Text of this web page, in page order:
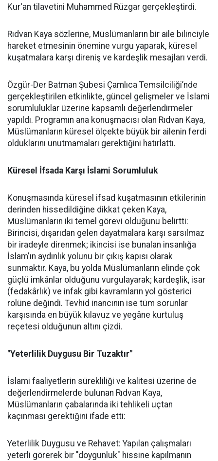
Kur'an tilavetini Muhammed Rüzgar gerçekleştirdi.
Rıdvan Kaya sözlerine, Müslümanların bir aile bilinciyle
hareket etmesinin önemine vurgu yaparak, küresel
kuşatmalara karşı direniş ve kardeşlik mesajları verdi.
Özgür-Der Batman Şubesi Çamlıca Temsilciliği’nde
gerçekleştirilen etkinlikte, güncel gelişmeler ve İslami
sorumluluklar üzerine kapsamlı değerlendirmeler
yapıldı. Programın ana konuşmacısı olan Rıdvan Kaya,
Müslümanların küresel ölçekte büyük bir ailenin ferdi
olduklarını unutmamaları gerektiğini hatırlattı.
Küresel İfsada Karşı İslami Sorumluluk
Konuşmasında küresel ifsad kuşatmasının etkilerinin
derinden hissedildiğine dikkat çeken Kaya,
Müslümanların iki temel görevi olduğunu belirtti:
Birincisi, dışarıdan gelen dayatmalara karşı sarsılmaz
bir iradeyle direnmek; ikincisi ise bunalan insanlığa
İslam'ın aydınlık yolunu bir çıkış kapısı olarak
sunmaktır. Kaya, bu yolda Müslümanların elinde çok
güçlü imkânlar olduğunu vurgulayarak; kardeşlik, isar
(fedakârlık) ve infak gibi kavramların yol gösterici
rolüne değindi. Tevhid inancının ise tüm sorunlar
karşısında en büyük kılavuz ve yegâne kurtuluş
reçetesi olduğunun altını çizdi.
"Yeterlilik Duygusu Bir Tuzaktır"
İslami faaliyetlerin sürekliliği ve kalitesi üzerine de
değerlendirmelerde bulunan Rıdvan Kaya,
Müslümanların çabalarında iki tehlikeli uçtan
kaçınması gerektiğini ifade etti:
Yeterlilik Duygusu ve Rehavet: Yapılan çalışmaları
yeterli görerek bir "doygunluk" hissine kapılmanın